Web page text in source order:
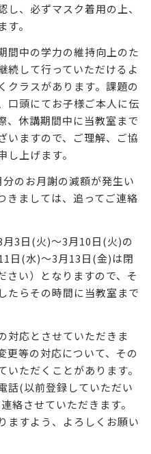
、必ずマスク着用の上、
。
間中の学力の維持向上のた
続して行っていただけるよ
クラスがあります。課題の
口頭にてお子様ご本人に伝
、休講期間中に当教室まで
いますので、ご理解、ご協
上げます。
のお月謝の減額が発生い
きましては、追ってご連絡
3日(火)～3月10日(火)の
日(水)～3月13日(金)は閉
さい）となりますので、そ
たらその時間に当教室まで
対応とさせていただきま
更等の対応について、その
ただくことがあります。
話(以前登録していただい
絡させていただきます。
すよう、よろしくお願い